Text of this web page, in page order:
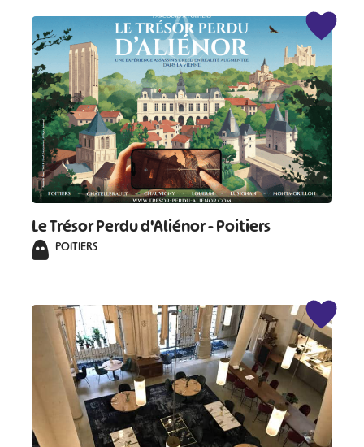
Le Trésor Perdu d'Aliénor - Poitiers
POITIERS